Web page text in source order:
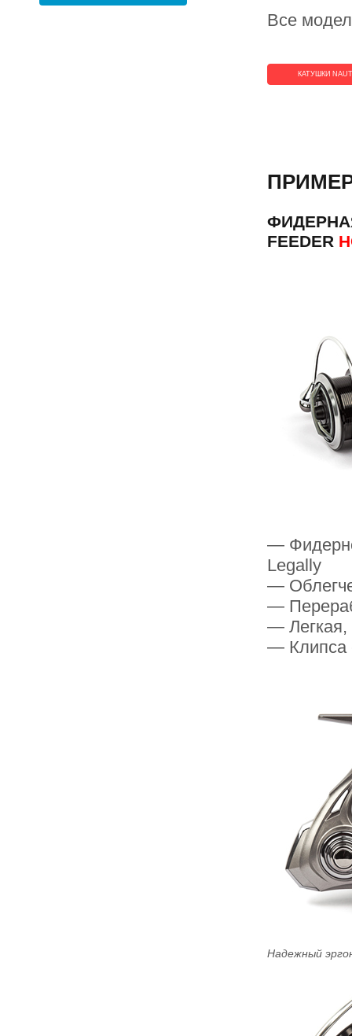
Все
КАТУШКИ
FEEDER
—
Legally
—
—
— Легкая,
— Клипса
Надежный